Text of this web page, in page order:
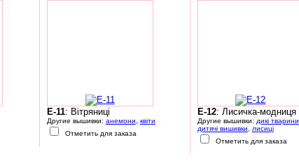
E-11: Вітряниці
Другие вышивки: анемони
квіти
Отметить для заказа
E-12: Лисичка-модниця
Другие вышивки: дикі тварини
дитячі вишивки
лисиці
Отметить для заказа